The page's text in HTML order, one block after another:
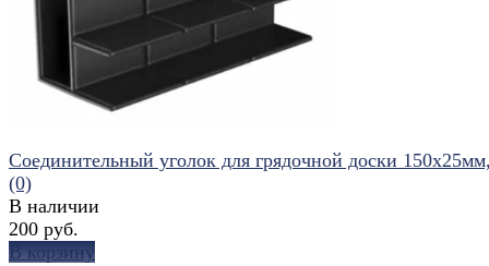
избранное сравнить
Соединительный уголок для грядочной доски
(0)
В наличии
200 руб.
В корзину